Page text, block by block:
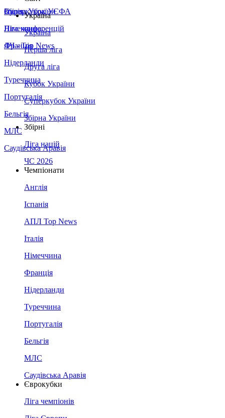
Збірна України
Італія
Німеччина
Франція
Нідерланди
Туреччина
Португалія
Бельгія
МЛС
Саудівська Аравія
Суперкубок УЄФА
Ліга конференцій
ЛЧ - Top News
Україна
Україна
Перша ліга
Друга ліга
Кубок України
Суперкубок України
Збірна України
Збірні
Ліга націй
ЧС 2026
Чемпіонати
Англія
Іспанія
АПЛ Top News
Італія
Німеччина
Франція
Нідерланди
Туреччина
Португалія
Бельгія
МЛС
Саудівська Аравія
Єврокубки
Ліга чемпіонів